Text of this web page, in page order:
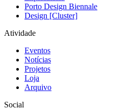
Porto Design Biennale
Design [Cluster]
Atividade
Eventos
Notícias
Projetos
Loja
Arquivo
Social